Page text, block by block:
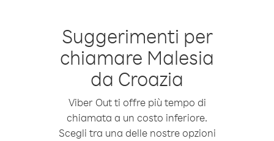
Suggerimenti per
chiamare Malesia
da Croazia
Viber Out ti offre più tempo di
chiamata a un costo inferiore.
Scegli tra una delle nostre opzioni